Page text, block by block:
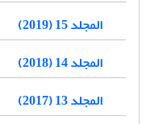
المجلد 15 (2019)
المجلد 14 (2018)
المجلد 13 (2017)